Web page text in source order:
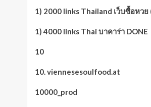
1) 2000 links Thailand เว็บซื้อหวย
1) 4000 links Thai บาคาร่า DONE
10
10. viennesesoulfood.at
10000_prod